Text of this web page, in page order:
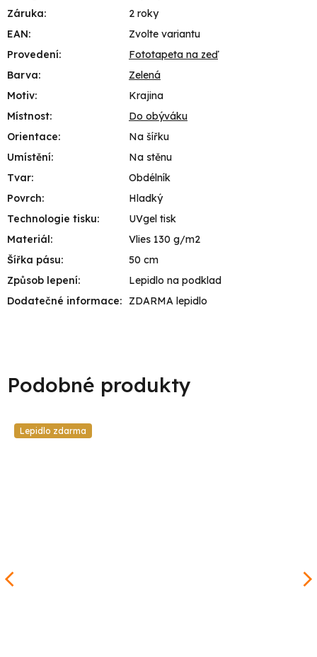
Záruka:
2 roky
EAN:
Zvolte variantu
Provedení:
Fototapeta na zeď
Barva:
Zelená
Motiv:
Krajina
Místnost:
Do obýváku
Orientace:
Na šířku
Umístění:
Na stěnu
Tvar:
Obdélník
Povrch:
Hladký
Technologie tisku:
UVgel tisk
Materiál:
Vlies 130 g/m2
Šířka pásu:
50 cm
Způsob lepení:
Lepidlo na podklad
Dodatečné informace: ZDARMA lepidlo
Lepidlo zdarma